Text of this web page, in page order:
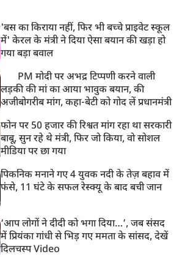
'बस का किराया नहीं, फिर भी बच्चे प्राइवेट स्कूल
में' केरल के मंत्री ने दिया ऐसा बयान की खड़ा हो
गया बड़ा बवाल
PM मोदी पर अभद्र टिप्पणी करने वाली
लड़की की मां का आया भावुक बयान, की
अजीबोगरीब मांग, कहा-बेटी को गोद लें प्रधानमंत्री
फोन पर 50 हजार की रिश्वत मांग रहा था सरकारी
बाबू, सुन रहे थे मंत्री, फिर जो किया, वो सोशल
मीडिया पर छा गया
पिकनिक मनाने गए 4 युवक नदी के तेज़ बहाव में
फंसे, 11 घंटे के सफल रेस्क्यू के बाद बची जान
‘आप लोगों ने दीदी को भगा दिया…’, जब संसद
में प्रियंका गांधी से भिड़ गए ममता के सांसद, देखें
दिलचस्प Video